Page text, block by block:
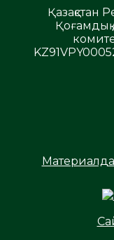
Қазақстан
Қоғамдық